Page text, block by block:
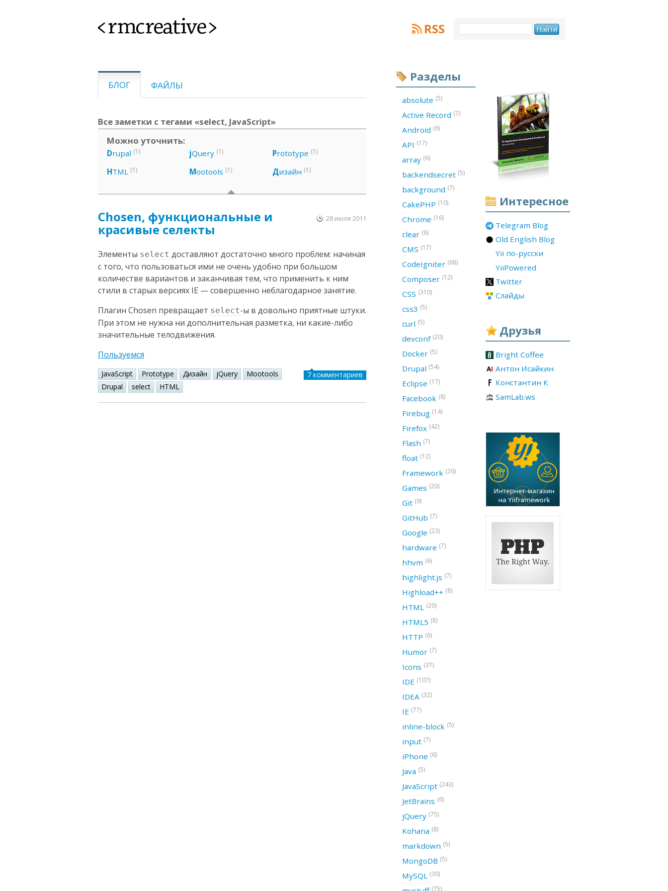
<rmcreative> RSS
БЛОГ ФАЙЛЫ
Все заметки с тегами «select, JavaScript»
Можно уточнить:
Drupal (1)
HTML (1)
jQuery (1)
Mootools (1)
Prototype (1)
Дизайн (1)
Chosen, функциональные и
красивые селекты
28 июля 2011
Элементы select доставляют достаточно много проблем: начиная
с того, что пользоваться ими не очень удобно при большом
количестве вариантов и заканчивая тем, что применить к ним
стили в старых версиях IE — совершенно неблагодарное занятие.
Плагин Chosen превращает select-ы в довольно приятные штуки.
При этом не нужна ни дополнительная разметка, ни какие-либо
значительные телодвижения.
Пользуемся
JavaScript Prototype Дизайн jQuery
Mootools
Drupal
select HTML
7 комментариев
Интересное
Telegram Blog
Old English Blog
Yii по-русски
YiiPowered
Twitter
Слайды
Друзья
Bright Coffee
Антон Исайкин
Константин К
SamLab.ws
Разделы
absolute (5)
Active Record (7)
Android (6)
API (17)
array (6)
backendsecret (5)
background (7)
CakePHP (10)
Chrome (16)
clear (6)
CMS (17)
CodeIgniter (68)
Composer (12)
CSS (310)
css3 (5)
curl (5)
devconf (20)
Docker (5)
Drupal (54)
Eclipse (17)
Facebook (8)
Firebug (14)
Firefox (42)
Flash (7)
float (12)
Framework (26)
Games (20)
Git (9)
GitHub (7)
Google (23)
hardware (7)
hhvm (6)
highlight.js (7)
Highload++ (8)
HTML (20)
HTML5 (8)
HTTP (6)
Humor (7)
Icons (37)
IDE (107)
IDEA (32)
IE (77)
inline-block (5)
input (7)
iPhone (6)
Java (5)
JavaScript (243)
JetBrains (6)
jQuery (75)
Kohana (8)
markdown (5)
MongoDB (5)
MySQL (30)
(75)